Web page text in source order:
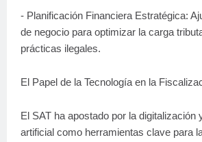
- Planificación Financiera Estratégica:
de negocio para optimizar la carga
prácticas ilegales.
El Papel de la Tecnología en la
El SAT ha apostado por la digitalización
artificial como herramientas clave para